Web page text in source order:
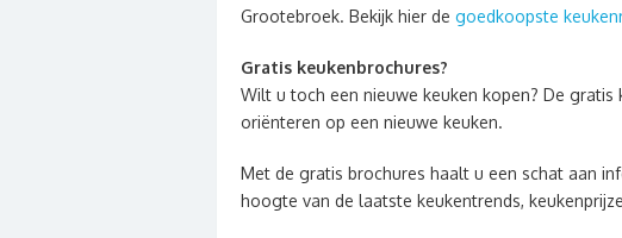
Grootebroek. Bekijk hier de goedkoopste
Gratis keukenbrochures?
Wilt u toch een nieuwe keuken kopen? De
oriënteren op een nieuwe keuken.
Met de gratis brochures haalt u een schat aan
hoogte van de laatste keukentrends,